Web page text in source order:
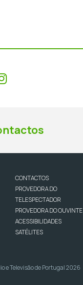
Instagram
CONTACTOS
PROVEDORA DO
TELESPECTADOR
PROVEDORA DO OUVINTE
ACESSIBILIDADES
SATÉLITES
e Televisão de Portugal 2026